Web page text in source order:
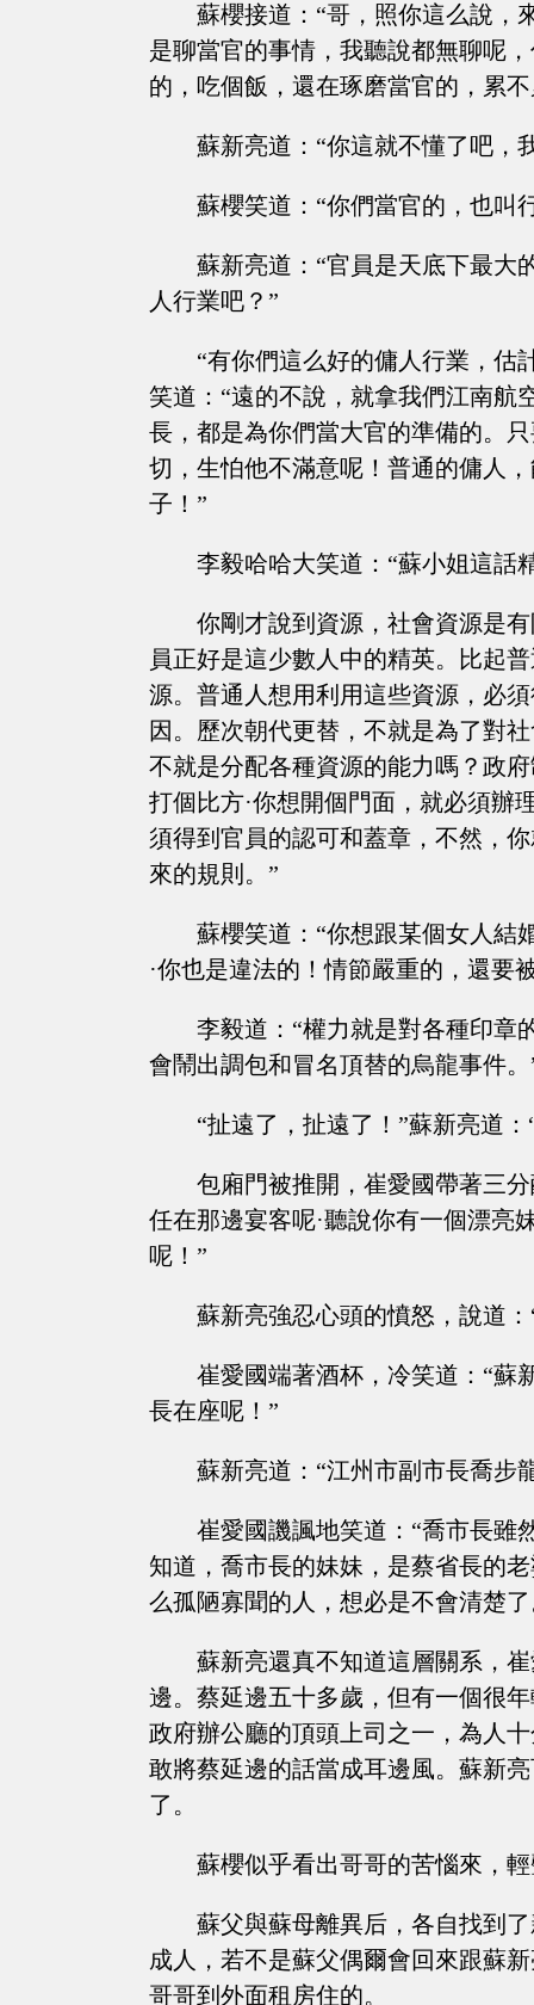
蘇櫻接道：“哥，照你這么說，
是聊當官的事情，我聽說都無聊呢
的，吃個飯，還在琢磨當官的，累
蘇新亮道：“你這就不懂了吧，
蘇櫻笑道：“你們當官的，也叫
蘇新亮道：“官員是天底下最大
人行業吧？”
“有你們這么好的傭人行業，估
笑道：“遠的不說，就拿我們江南航
長，都是為你們當大官的準備的。
切，生怕他不滿意呢！普通的傭人
子！”
李毅哈哈大笑道：“蘇小姐這話
你剛才說到資源，社會資源是
員正好是這少數人中的精英。比起
源。普通人想用利用這些資源，必
因。歷次朝代更替，不就是為了對
不就是分配各種資源的能力嗎？政
打個比方·你想開個門面，就必須辦
須得到官員的認可和蓋章，不然，
來的規則。”
蘇櫻笑道：“你想跟某個女人結
·你也是違法的！情節嚴重的，還要
李毅道：“權力就是對各種印章
會鬧出調包和冒名頂替的烏龍事件。
“扯遠了，扯遠了！”蘇新亮道
包廂門被推開，崔愛國帶著三
任在那邊宴客呢·聽說你有一個漂亮
呢！”
蘇新亮強忍心頭的憤怒，說道
崔愛國端著酒杯，冷笑道：“蘇
長在座呢！”
蘇新亮道：“江州市副市長喬步
崔愛國譏諷地笑道：“喬市長
知道，喬市長的妹妹，是蔡省長的
么孤陋寡聞的人，想必是不會清楚了
蘇新亮還真不知道這層關系，
邊。蔡延邊五十多歲，但有一個很
政府辦公廳的頂頭上司之一，為人
敢將蔡延邊的話當成耳邊風。蘇新
了。
蘇櫻似乎看出哥哥的苦惱來，
蘇父與蘇母離異后，各自找到
成人，若不是蘇父偶爾會回來跟蘇
哥哥到外面租房住的。